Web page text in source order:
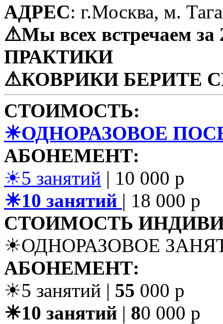
АДРЕС: г.Москва, м.
⚠Мы всех встречаем
ПРАКТИКИ
⚠КОВРИКИ БЕРИТЕ
СТОИМОСТЬ:
☀ОДНОРАЗОВОЕ
АБОНЕМЕНТ:
☀5 занятий | 10 000 р
☀10 занятий | 18 000 р
СТОИМОСТЬ
☀ОДНОРАЗОВОЕ
АБОНЕМЕНТ:
☀5 занятий | 55 000 р
☀10 занятий | 80 000 р